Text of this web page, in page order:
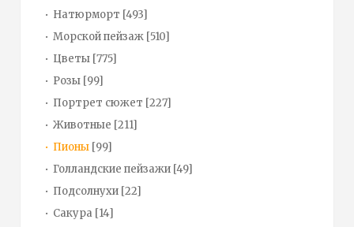
Натюрморт [493]
Морской пейзаж [510]
Цветы [775]
Розы [99]
Портрет сюжет [227]
Животные [211]
Пионы [99]
Голландские пейзажи [49]
Подсолнухи [22]
Сакура [14]